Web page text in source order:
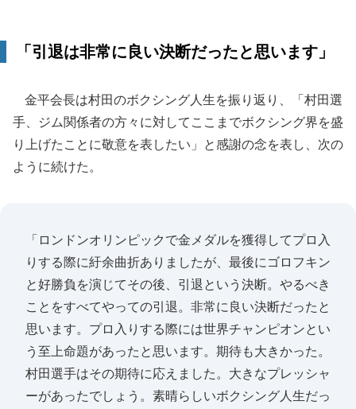
「引退は非常に良い決断だったと思います」
金平会長は村田のボクシング人生を振り返り、「村田選
手、ジム関係者の方々に対してここまでボクシング界を盛
り上げたことに敬意を表したい」と感謝の念を表し、次の
ように続けた。
「ロンドンオリンピックで金メダルを獲得してプロ入
りする際に紆余曲折ありましたが、最後にゴロフキン
と好勝負を演じてその後、引退という決断。やるべき
ことをすべてやっての引退。非常に良い決断だったと
思います。プロ入りする際には世界チャンピオンとい
う至上命題があったと思います。期待も大きかった。
村田選手はその期待に応えました。大きなプレッシャ
ーがあったでしょう。素晴らしいボクシング人生だっ